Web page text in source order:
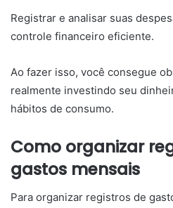
Registrar e analisar suas
controle financeiro eficiente.
Ao fazer isso, você consegue
realmente investindo seu
hábitos de consumo.
Como organizar
gastos mensais
Para organizar registros de